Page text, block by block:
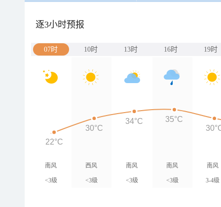
逐3小时预报
07时 10时 13时 16时 19时
南风
<3级
西风
<3级
南风
<3级
南风
<3级
南风
3-4级
22°C
30°C
34°C 35°C